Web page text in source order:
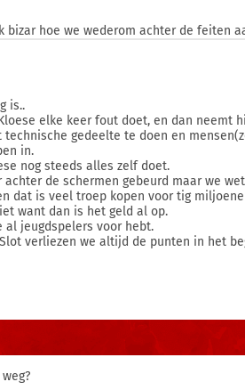
bizar hoe we wederom achter de feiten
is..
elke keer fout doet, en dan neemt
technische gedeelte te doen en
in.
nog steeds alles zelf doet.
achter de schermen gebeurd maar we
dat is veel troep kopen voor tig
want dan is het geld al op.
al jeugdspelers voor hebt.
verliezen we altijd de punten in het